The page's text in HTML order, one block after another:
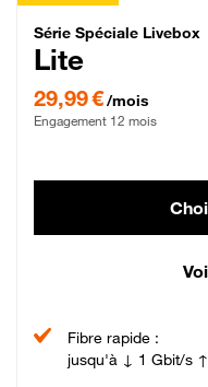
Série
Série Spéciale Livebox
Lite
29,99 €/mois
Engagement 12 mois
Fibre rapide :
jusqu'à ↓ 1 Gbit/s